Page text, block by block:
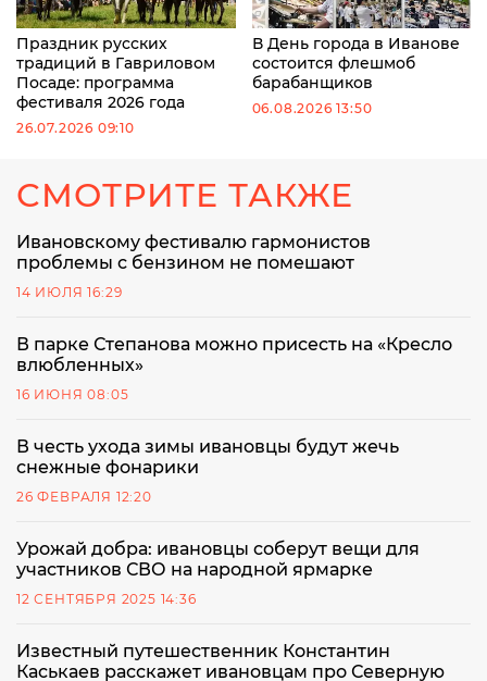
Праздник русских
традиций в Гавриловом
Посаде: программа
фестиваля 2026 года
26.07.2026 09:10
В День города в Иванове
состоится флешмоб
барабанщиков
06.08.2026 13:50
СМОТРИТЕ ТАКЖЕ
Ивановскому фестивалю гармонистов
проблемы с бензином не помешают
14 ИЮЛЯ 16:29
В парке Степанова можно присесть на «Кресло
влюбленных»
16 ИЮНЯ 08:05
В честь ухода зимы ивановцы будут жечь
снежные фонарики
26 ФЕВРАЛЯ 12:20
Урожай добра: ивановцы соберут вещи для
участников СВО на народной ярмарке
12 СЕНТЯБРЯ 2025 14:36
Известный путешественник Константин
Каськаев расскажет ивановцам про Северную